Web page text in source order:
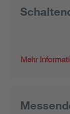
Mehr